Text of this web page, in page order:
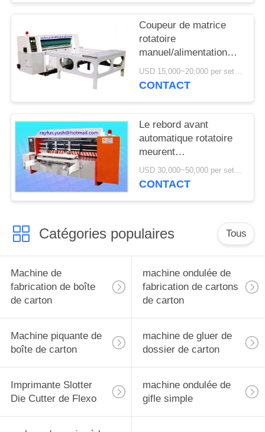
Coupeur de matrice
rotatoire
manuel/alimentation
semi automatique de
découpage rotatoire de
USD 15,000~20,000 per set MOQ:1 ensemble
CONTACT
Le rebord avant
automatique rotatoire
meurent
coupeur/machine de
découpage rotatoire
USD 30,000~50,000 per set MOQ:1 ensemble
CONTACT
Catégories populaires Tous
Machine de
fabrication de boîte
de carton
machine ondulée de
fabrication de cartons
de carton
Machine piquante de
boîte de carton
machine de gluer de
dossier de carton
Imprimante Slotter
Die Cutter de Flexo
machine ondulée de
gifle simple